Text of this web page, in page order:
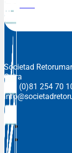
Societad
Cuira
+41 (0)81 254 70